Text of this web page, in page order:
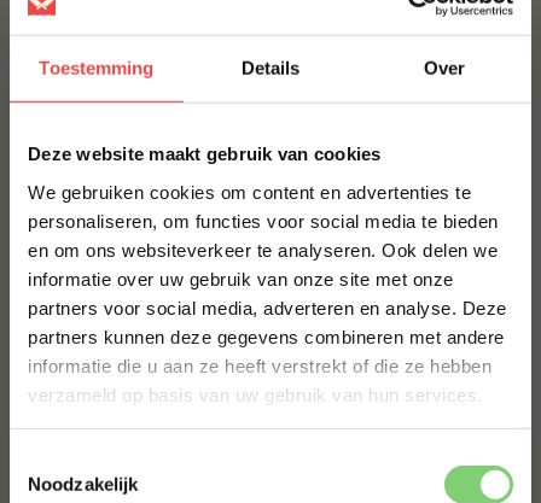
Toestemming Details Over
Deze website maakt gebruik van cookies
We gebruiken cookies om content en advertenties te
personaliseren, om functies voor social media te bieden
en om ons websiteverkeer te analyseren. Ook delen we
informatie over uw gebruik van onze site met onze
partners voor social media, adverteren en analyse. Deze
partners kunnen deze gegevens combineren met andere
informatie die u aan ze heeft verstrekt of die ze hebben
verzameld op basis van uw gebruik van hun services.
Noodzakelijk
MAAK JE MERGPIJP (HORIZONTAAL GEZAAGD) COMPLEET!
BBQUALITY SPG RUB
ROOKCHUNKS OLIJF
€ 8,95
BBQUALITY BEEF RUB
€ 9,95
10% korting op je
eerste bestelling*
Schrijf je in voor onze nieuwsbrief en ontvang direct
10% korting op jouw eerste bestelling.
ACHTERNAAM